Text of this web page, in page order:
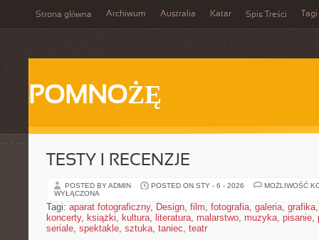
Strona główna Archiwum Australia Katar Spis Treści Tagi
POMNOŻĘ
TESTY I RECENZJE
POSTED BY ADMIN POSTED ON STY - 6 - 2026
MOŻLIWOŚĆ
WYŁĄCZONA
Tagi: aparat fotograficzny, Design, film, fotografia, galeria, grafika
koncerty, książki, kultura, literatura, malarstwo, muzyka, pisanie,
seriale, spektakle, sztuka, taniec, teatr